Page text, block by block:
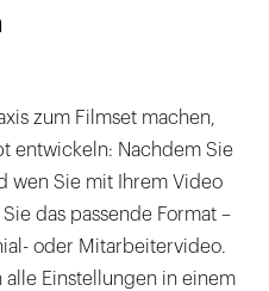
zum Filmset machen,
entwickeln: Nachdem Sie
wen Sie mit Ihrem Video
das passende Format –
oder Mitarbeitervideo.
alle Einstellungen in einem